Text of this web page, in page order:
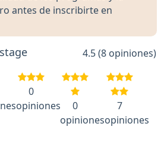
antes de inscribirte en
4.5 (8 opiniones)
0
opiniones
0
opiniones
7
opiniones